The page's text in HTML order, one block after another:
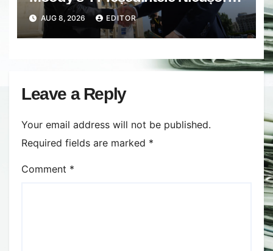
Dan și lideri ai PNL, reacții după
ultimul rating pentru România.
”Au crezut că totul este despre
AUG 8, 2026 EDITOR
Leave a Reply
Your email address will not be published.
Required fields are marked *
Comment *